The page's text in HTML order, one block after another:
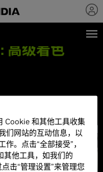
高级着色
Cookie 和其他工具收集
们网站的互动信息，以
。点击“全部接受”，
其他工具，如我们的
击“管理设置”来管理您